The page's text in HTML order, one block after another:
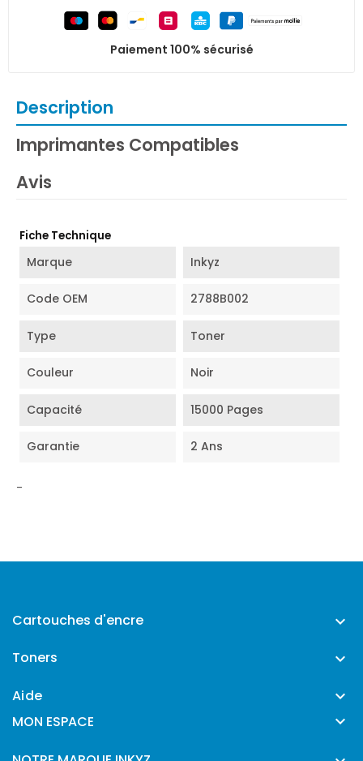
Paiement 100% sécurisé
Description
Imprimantes Compatibles
Avis
Fiche Technique
Marque Inkyz
Code OEM 2788B002
Type Toner
Couleur Noir
Capacité 15000 Pages
Garantie 2 Ans
-
Cartouches d'encre 
Toners 
Aide 
MON ESPACE 